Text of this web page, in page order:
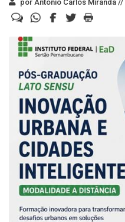
por Antonio Carlos Miranda //